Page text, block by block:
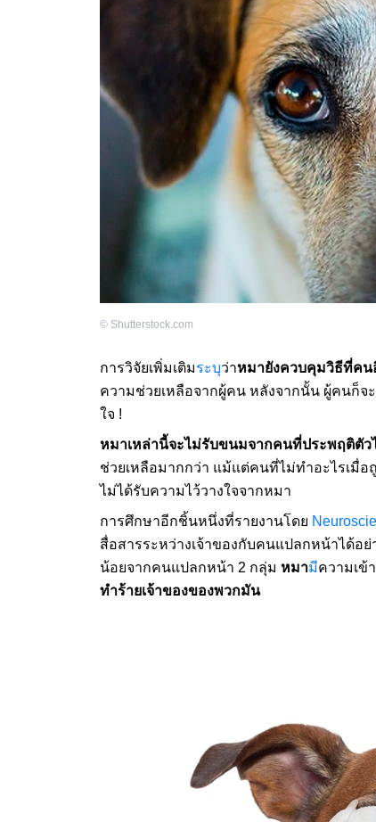
© Shutterstock.com
การวิจัยเพิ่มเติมระบุว่าหมายังควบคุมวิธีที่คน
ความช่วยเหลือจากผู้คน หลังจากนั้น ผู้คนก็จ
ใจ !
หมาเหล่านี้จะไม่รับขนมจากคนที่ประพฤติตัว
ช่วยเหลือมากกว่า แม้แต่คนที่ไม่ทำอะไรเมื่
ไม่ได้รับความไว้วางใจจากหมา
การศึกษาอีกชิ้นหนึ่งที่รายงานโดย
สื่อสารระหว่างเจ้าของกับคนแปลกหน้าได้อ
น้อยจากคนแปลกหน้า 2 กลุ่ม หมามีความเข้
ทำร้ายเจ้าของของพวกมัน